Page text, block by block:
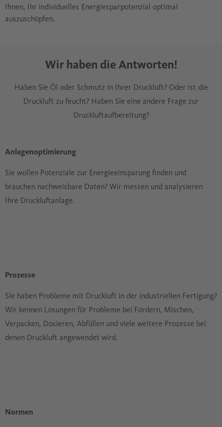
Ihnen, Ihr individuelles Energiesparpotenzial optimal
auszuschöpfen.
Wir haben die Antworten!
Haben Sie Öl oder Schmutz in Ihrer Druckluft? Oder ist die
Druckluft zu feucht? Haben Sie eine andere Frage zur
Druckluftaufbereitung?
Anlagenoptimierung
Sie wollen Potenziale zur Energieeinsparung finden und
brauchen nachweisbare Daten? Wir messen und analysieren
Ihre Druckluftanlage.
Prozesse
Sie haben Probleme mit Druckluft in der industriellen Fertigung?
Wir kennen Lösungen für Probleme bei Fördern, Mischen,
Verpacken, Dosieren, Abfüllen und viele weitere Prozesse bei
denen Druckluft angewendet wird.
Normen